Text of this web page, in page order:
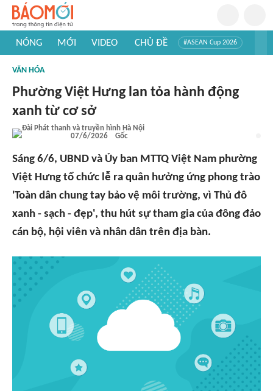
NÓNG MỚI VIDEO CHỦ ĐỀ #ASEAN Cup 2026
#Khám phá thế giới
VĂN HÓA
Phường Việt Hưng lan tỏa hành động
xanh từ cơ sở
07/6/2026 Gốc
Sáng 6/6, UBND và Ủy ban MTTQ Việt Nam phường
Việt Hưng tổ chức lễ ra quân hưởng ứng phong trào
'Toàn dân chung tay bảo vệ môi trường, vì Thủ đô
xanh - sạch - đẹp', thu hút sự tham gia của đông đảo
cán bộ, hội viên và nhân dân trên địa bàn.